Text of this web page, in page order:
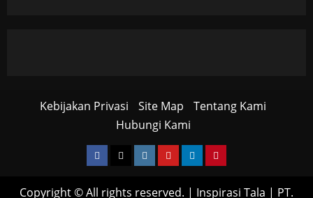
Kebijakan Privasi Site Map
Tentang Kami
Hubungi Kami
Facebook
TwitterInstagram
YouTubeLinkedInPinterest
Copyright © All rights reserved. | Inspirasi Tala | PT.